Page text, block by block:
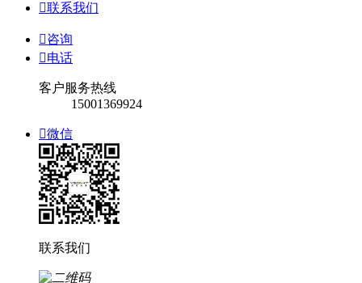
联系我们
咨询
电话
客户服务热线
15001369924
微信
联系我们